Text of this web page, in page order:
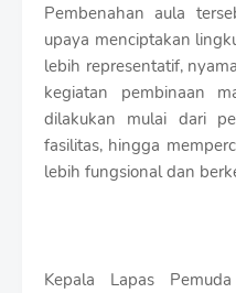
Pembenahan aula
upaya menciptakan
lebih representatif,
kegiatan pembinaan
dilakukan mulai dari
fasilitas, hingga
lebih fungsional dan
Kepala Lapas
p
l
t
e
s